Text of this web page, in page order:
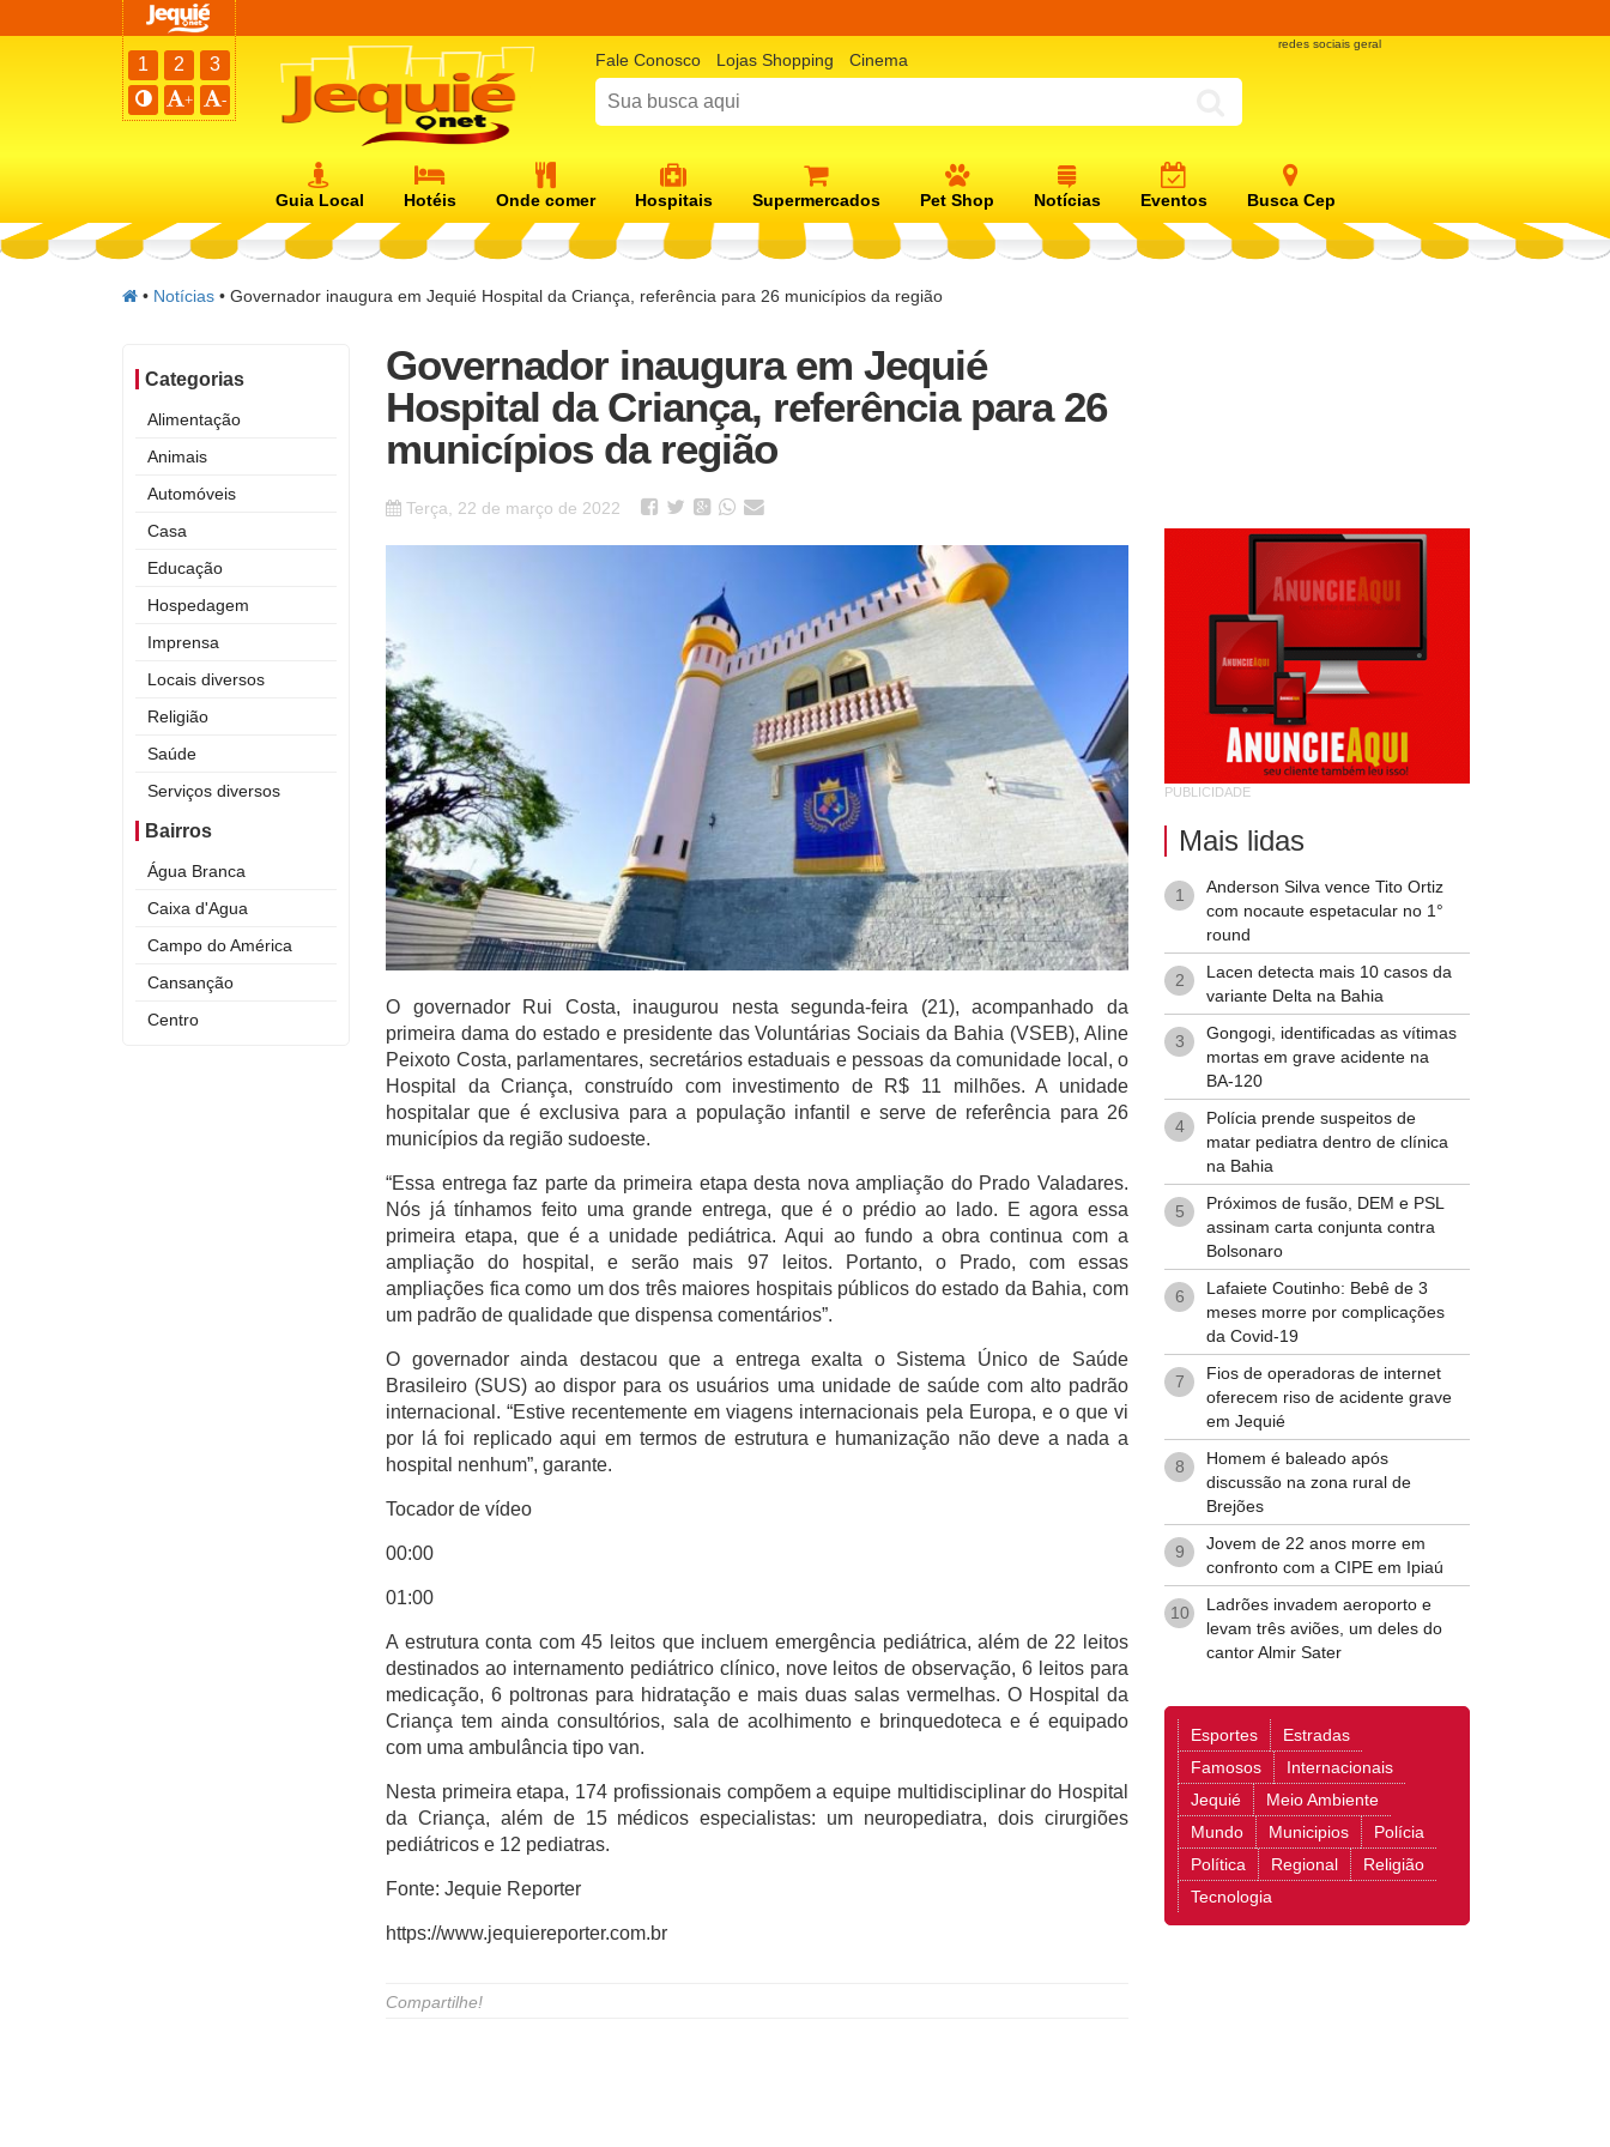
1 2 3
+ -
Fale Conosco Lojas Shopping Cinema
redes sociais geral
Guia Local Hotéis Onde comer Hospitais Supermercados Pet Shop Notícias Eventos Busca Cep
• Notícias • Governador inaugura em Jequié Hospital da Criança, referência para 26 municípios da região
Governador inaugura em Jequié
Hospital da Criança, referência para 26
municípios da região
Terça, 22 de março de 2022
O governador Rui Costa, inaugurou nesta segunda-feira (21), acompanhado da
primeira dama do estado e presidente das Voluntárias Sociais da Bahia (VSEB), Aline
Peixoto Costa, parlamentares, secretários estaduais e pessoas da comunidade local, o
Hospital da Criança, construído com investimento de R$ 11 milhões. A unidade
hospitalar que é exclusiva para a população infantil e serve de referência para 26
municípios da região sudoeste.
“Essa entrega faz parte da primeira etapa desta nova ampliação do Prado Valadares.
Nós já tínhamos feito uma grande entrega, que é o prédio ao lado. E agora essa
primeira etapa, que é a unidade pediátrica. Aqui ao fundo a obra continua com a
ampliação do hospital, e serão mais 97 leitos. Portanto, o Prado, com essas
ampliações fica como um dos três maiores hospitais públicos do estado da Bahia, com
um padrão de qualidade que dispensa comentários”.
O governador ainda destacou que a entrega exalta o Sistema Único de Saúde
Brasileiro (SUS) ao dispor para os usuários uma unidade de saúde com alto padrão
internacional. “Estive recentemente em viagens internacionais pela Europa, e o que vi
por lá foi replicado aqui em termos de estrutura e humanização não deve a nada a
hospital nenhum”, garante.
Tocador de vídeo
00:00
01:00
A estrutura conta com 45 leitos que incluem emergência pediátrica, além de 22 leitos
destinados ao internamento pediátrico clínico, nove leitos de observação, 6 leitos para
medicação, 6 poltronas para hidratação e mais duas salas vermelhas. O Hospital da
Criança tem ainda consultórios, sala de acolhimento e brinquedoteca e é equipado
com uma ambulância tipo van.
Nesta primeira etapa, 174 profissionais compõem a equipe multidisciplinar do Hospital
da Criança, além de 15 médicos especialistas: um neuropediatra, dois cirurgiões
pediátricos e 12 pediatras.
Fonte: Jequie Reporter
https://www.jequiereporter.com.br
Compartilhe!
Categorias
Alimentação
Animais
Automóveis
Casa
Educação
Hospedagem
Imprensa
Locais diversos
Religião
Saúde
Serviços diversos
Bairros
Água Branca
Caixa d'Agua
Campo do América
Cansanção
Centro
PUBLICIDADE
Mais lidas
1
Anderson Silva vence Tito Ortiz
com nocaute espetacular no 1°
round
2
Lacen detecta mais 10 casos da
variante Delta na Bahia
3
Gongogi, identificadas as vítimas
mortas em grave acidente na
BA-120
4
Polícia prende suspeitos de
matar pediatra dentro de clínica
na Bahia
5
Próximos de fusão, DEM e PSL
assinam carta conjunta contra
Bolsonaro
6
Lafaiete Coutinho: Bebê de 3
meses morre por complicações
da Covid-19
7
Fios de operadoras de internet
oferecem riso de acidente grave
em Jequié
8
Homem é baleado após
discussão na zona rural de
Brejões
9
Jovem de 22 anos morre em
confronto com a CIPE em Ipiaú
10
Ladrões invadem aeroporto e
levam três aviões, um deles do
cantor Almir Sater
Esportes
Estradas
Famosos
Internacionais
Jequié
Meio Ambiente
Mundo
Municipios
Polícia
Política
Regional
Religião
Tecnologia